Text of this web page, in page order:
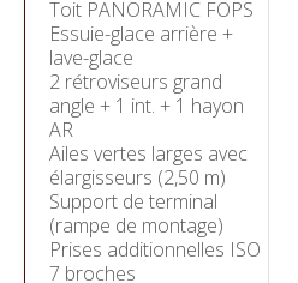
Toit PANORAMIC FOPS
Essuie-glace arrière +
lave-glace
2 rétroviseurs grand
angle + 1 int. + 1 hayon
AR
Ailes vertes larges avec
élargisseurs (2,50 m)
Support de terminal
(rampe de montage)
Prises additionnelles ISO
7 broches